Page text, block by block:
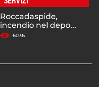
Roccadaspide,
incendio nel depo...
6036